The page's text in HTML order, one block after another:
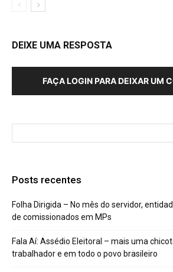
DEIXE UMA RESPOSTA
FAÇA LOGIN PARA DEIXAR UM
Posts recentes
Folha Dirigida – No mês do servidor,
de comissionados em MPs
Fala Aí: Assédio Eleitoral – mais uma
trabalhador e em todo o povo brasileiro